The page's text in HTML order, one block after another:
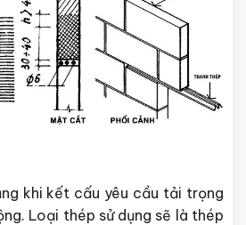
khi kết cấu yêu cầu tải trọng
Loại thép sử dụng sẽ là thép